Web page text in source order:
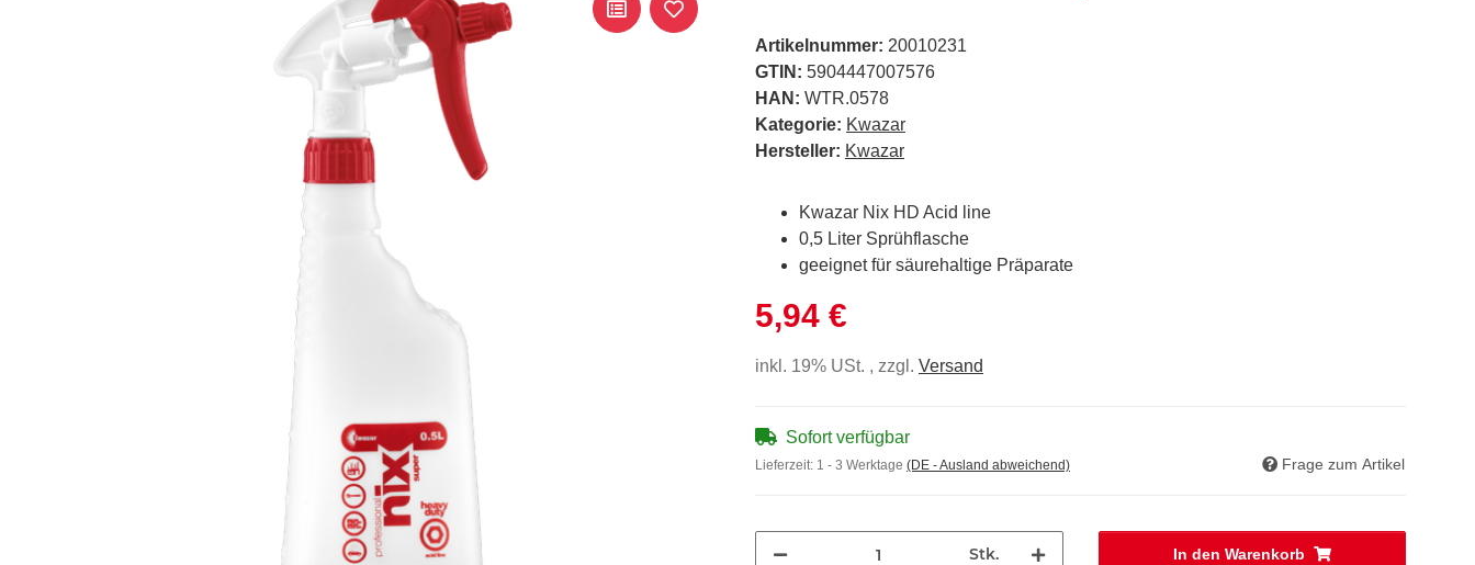
Artikelnummer: 20010231
GTIN: 5904447007576
HAN: WTR.0578
Kategorie: Kwazar
Hersteller: Kwazar
Kwazar Nix HD Acid line
0,5 Liter Sprühflasche
geeignet für säurehaltige Präparate
5,94 €
inkl. 19% USt. , zzgl. Versand
Sofort verfügbar
Lieferzeit: 1 - 3 Werktage (DE - Ausland abweichend) Frage zum Artikel
Stk. In den Warenkorb